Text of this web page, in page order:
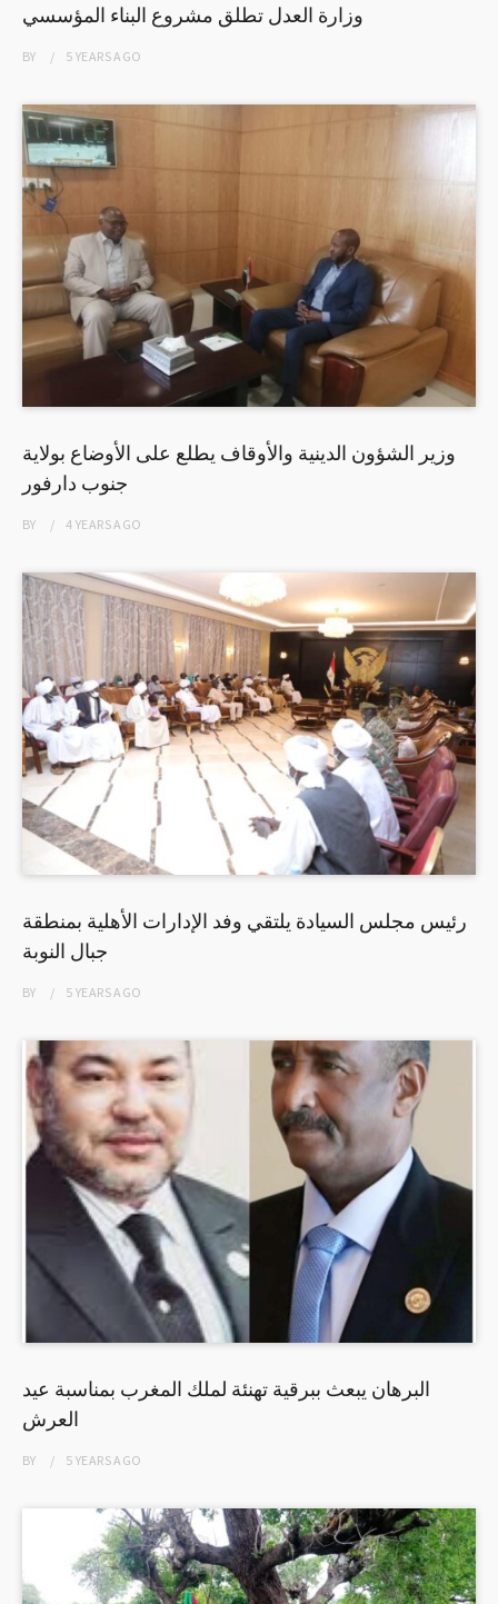
وزارة العدل تطلق مشروع البناء المؤسسي
BY 5 YEARSAGO
وزير الشؤون الدينية والأوقاف يطلع على الأوضاع بولاية
جنوب دارفور
BY 4 YEARSAGO
رئيس مجلس السيادة يلتقي وفد الإدارات الأهلية بمنطقة
جبال النوبة
BY 5 YEARSAGO
البرهان يبعث ببرقية تهنئة لملك المغرب بمناسبة عيد
العرش
BY 5 YEARSAGO